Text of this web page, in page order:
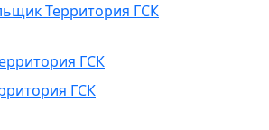
Территория ГСК
ГСК
ГСК